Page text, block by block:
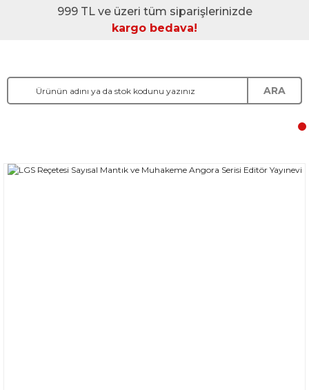
999 TL ve üzeri tüm siparişlerinizde
kargo bedava!
ARA